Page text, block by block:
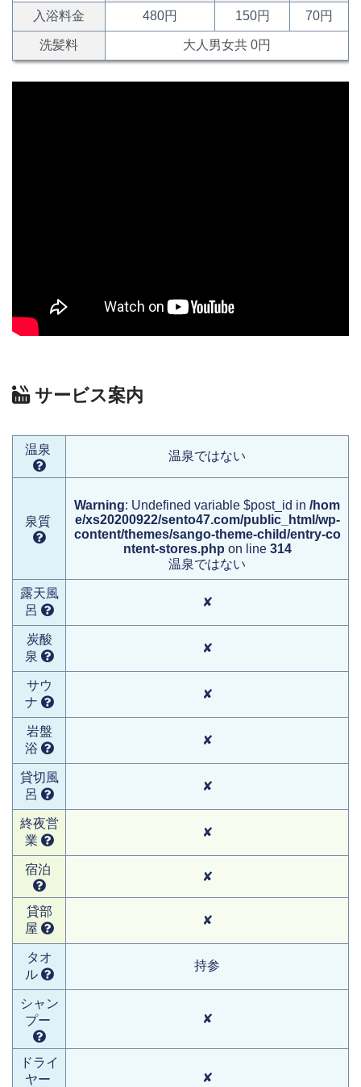
入浴料金 480円 150円 70円
洗髪料 大人男女共 0円
サービス案内
温泉 温泉ではない
泉質
Warning: Undefined variable $post_id in /hom
e/xs20200922/sento47.com/public_html/wp-
content/themes/sango-theme-child/entry-co
ntent-stores.php on line 314
温泉ではない
露天風
呂
✘
炭酸
泉
✘
サウ
ナ
✘
岩盤
浴
✘
貸切風
呂
✘
終夜営
業
✘
宿泊
✘
貸部
屋
✘
タオ
ル
持参
シャン
プー
✘
ドライ
ヤー
✘